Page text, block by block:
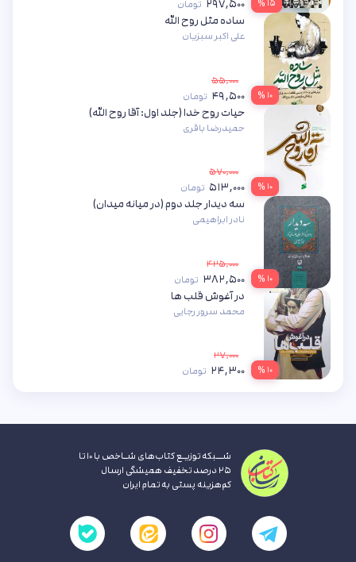
۱۵ % ۲۹۷,۵۰۰ تومان
۱۰ %
ساده مثل روح الله
علی اکبر سبزیان
۵۵,۰۰۰
۴۹,۵۰۰ تومان
۱۰ %
حیات روح خدا (جلد اول: آقا روح الله)
حمیدرضا باقری
۵۷۰,۰۰۰
۵۱۳,۰۰۰ تومان
۱۰ %
سه دیدار جلد دوم (در میانه میدان)
نادر ابراهیمی
۴۲۵,۰۰۰
۳۸۲,۵۰۰ تومان
۱۰ %
در آغوش قلب ها
محمد سرور رجایی
۲۷,۰۰۰
۲۴,۳۰۰ تومان
شــبکه توزیـع کتاب‌های شـاخص با ۱۰ تا
۲۵ درصد تخفیف همیشگی ارسال
کم‌هزینه پستی به تمام ایران